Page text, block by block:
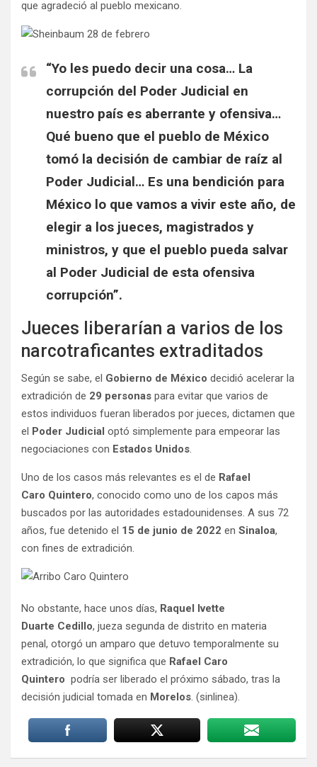
que agradeció al pueblo mexicano.
“Yo les puedo decir una cosa… La
corrupción del Poder Judicial en
nuestro país es aberrante y ofensiva…
Qué bueno que el pueblo de México
tomó la decisión de cambiar de raíz al
Poder Judicial… Es una bendición para
México lo que vamos a vivir este año, de
elegir a los jueces, magistrados y
ministros, y que el pueblo pueda salvar
al Poder Judicial de esta ofensiva
corrupción”.
Jueces liberarían a varios de los
narcotraficantes extraditados
Según se sabe, el Gobierno de México decidió acelerar la
extradición de 29 personas para evitar que varios de
estos individuos fueran liberados por jueces, dictamen que
el Poder Judicial optó simplemente para empeorar las
negociaciones con Estados Unidos.
Uno de los casos más relevantes es el de Rafael
Caro Quintero, conocido como uno de los capos más
buscados por las autoridades estadounidenses. A sus 72
años, fue detenido el 15 de junio de 2022 en Sinaloa,
con fines de extradición.
No obstante, hace unos días, Raquel Ivette
Duarte Cedillo, jueza segunda de distrito en materia
penal, otorgó un amparo que detuvo temporalmente su
extradición, lo que significa que Rafael Caro
Quintero podría ser liberado el próximo sábado, tras la
decisión judicial tomada en Morelos. (sinlinea).